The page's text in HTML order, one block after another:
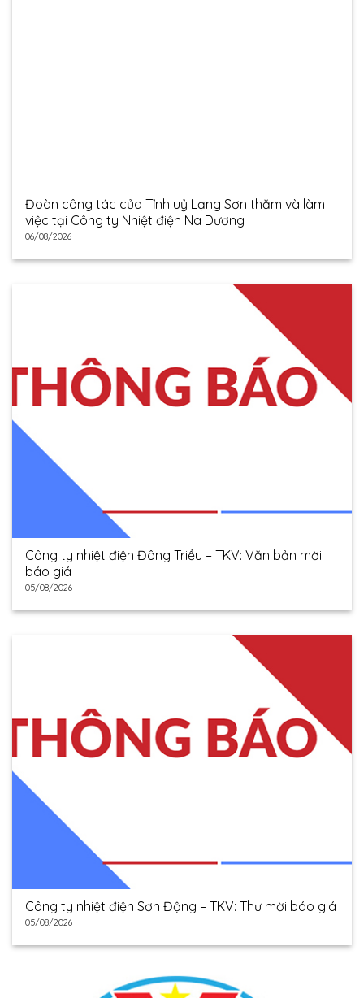
Đoàn công tác của Tỉnh uỷ Lạng Sơn thăm và làm
việc tại Công ty Nhiệt điện Na Dương
06/08/2026
Công ty nhiệt điện Đông Triều – TKV: Văn bản mời
báo giá
05/08/2026
Công ty nhiệt điện Sơn Động – TKV: Thư mời báo giá
05/08/2026